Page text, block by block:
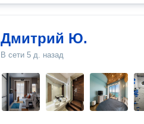
Дмитрий Ю.
В сети 5 д. назад